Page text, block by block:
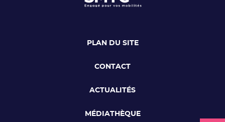
PLAN DU SITE
CONTACT
ACTUALITÉS
MÉDIATHÈQUE